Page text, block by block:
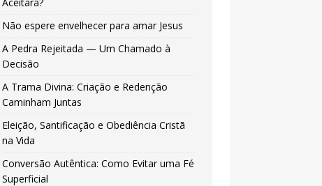
Não espere envelhecer para amar Jesus
A Pedra Rejeitada — Um Chamado à
Decisão
A Trama Divina: Criação e Redenção
Caminham Juntas
Eleição, Santificação e Obediência Cristã
na Vida
Conversão Autêntica: Como Evitar uma Fé
Superficial